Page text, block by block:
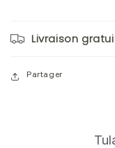
Livraison
Partager